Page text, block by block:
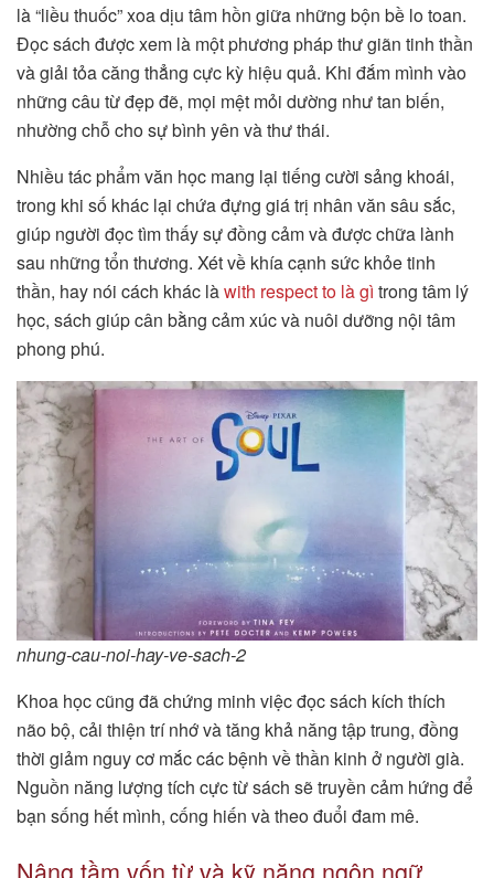
là “liều thuốc” xoa dịu tâm hồn giữa những bộn bề lo toan.
Đọc sách được xem là một phương pháp thư giãn tinh thần
và giải tỏa căng thẳng cực kỳ hiệu quả. Khi đắm mình vào
những câu từ đẹp đẽ, mọi mệt mỏi dường như tan biến,
nhường chỗ cho sự bình yên và thư thái.
Nhiều tác phẩm văn học mang lại tiếng cười sảng khoái,
trong khi số khác lại chứa đựng giá trị nhân văn sâu sắc,
giúp người đọc tìm thấy sự đồng cảm và được chữa lành
sau những tổn thương. Xét về khía cạnh sức khỏe tinh
thần, hay nói cách khác làwith respect to là gì trong tâm lý
học, sách giúp cân bằng cảm xúc và nuôi dưỡng nội tâm
phong phú.
nhung-cau-noi-hay-ve-sach-2
Khoa học cũng đã chứng minh việc đọc sách kích thích
não bộ, cải thiện trí nhớ và tăng khả năng tập trung, đồng
thời giảm nguy cơ mắc các bệnh về thần kinh ở người già.
Nguồn năng lượng tích cực từ sách sẽ truyền cảm hứng để
bạn sống hết mình, cống hiến và theo đuổi đam mê.
Nâng tầm vốn từ và kỹ năng ngôn ngữ